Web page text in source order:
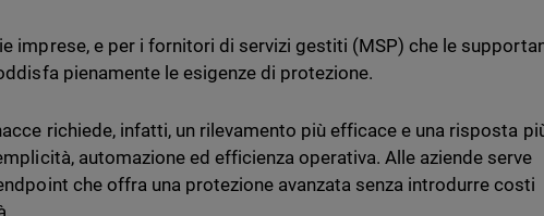
imprese, e per i fornitori di servizi gestiti (MSP) che le
pienamente le esigenze di protezione.
richiede, infatti, un rilevamento più efficace e una risposta
automazione ed efficienza operativa. Alle aziende serve
che offra una protezione avanzata senza introdurre costi